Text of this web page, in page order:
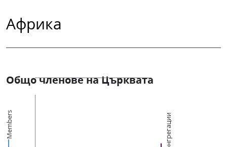
Африка
Общо членове на Църквата
Members Конгрегации